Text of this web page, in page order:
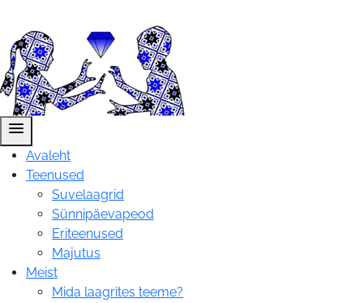
menu
Avaleht
Teenused
Suvelaagrid
Sünnipäevapeod
Eriteenused
Majutus
Meist
Mida laagrites teeme?